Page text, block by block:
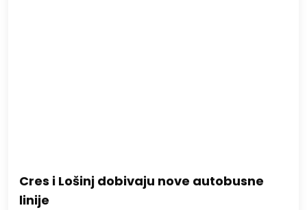
Cres i Lošinj dobivaju nove autobusne
linije